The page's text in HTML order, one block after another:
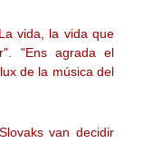
vida, la vida que
"Ens agrada el
de la música del
van decidir